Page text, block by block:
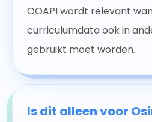
OOAPI wordt relevant
curriculumdata ook in
gebruikt moet worden.
Is dit alleen voor